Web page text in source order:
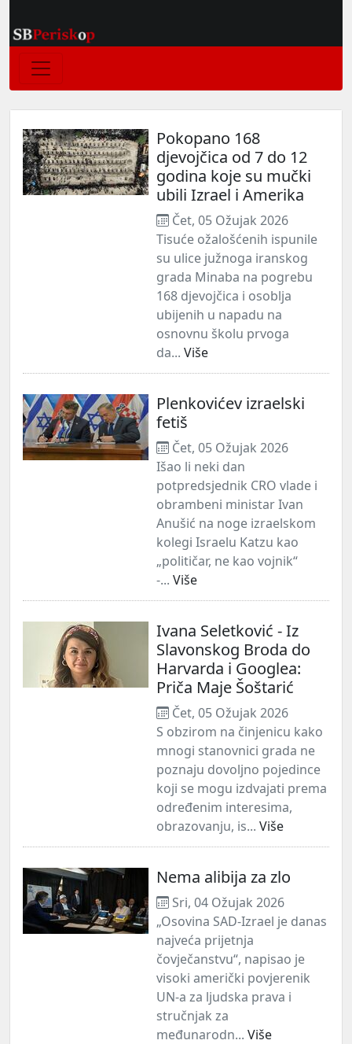
Pokopano 168
djevojčica od 7 do 12
godina koje su mučki
ubili Izrael i Amerika
Čet, 05 Ožujak 2026
Tisuće ožalošćenih ispunile
su ulice južnoga iranskog
grada Minaba na pogrebu
168 djevojčica i osoblja
ubijenih u napadu na
osnovnu školu prvoga
da... Više
Plenkovićev izraelski
fetiš
Čet, 05 Ožujak 2026
Išao li neki dan
potpredsjednik CRO vlade i
obrambeni ministar Ivan
Anušić na noge izraelskom
kolegi Israelu Katzu kao
„političar, ne kao vojnik“
-... Više
Ivana Seletković - Iz
Slavonskog Broda do
Harvarda i Googlea:
Priča Maje Šoštarić
Čet, 05 Ožujak 2026
S obzirom na činjenicu kako
mnogi stanovnici grada ne
poznaju dovoljno pojedince
koji se mogu izdvajati prema
određenim interesima,
obrazovanju, is... Više
Nema alibija za zlo
Sri, 04 Ožujak 2026
„Osovina SAD-Izrael je danas
najveća prijetnja
čovječanstvu“, napisao je
visoki američki povjerenik
UN-a za ljudska prava i
stručnjak za
međunarodn... Više